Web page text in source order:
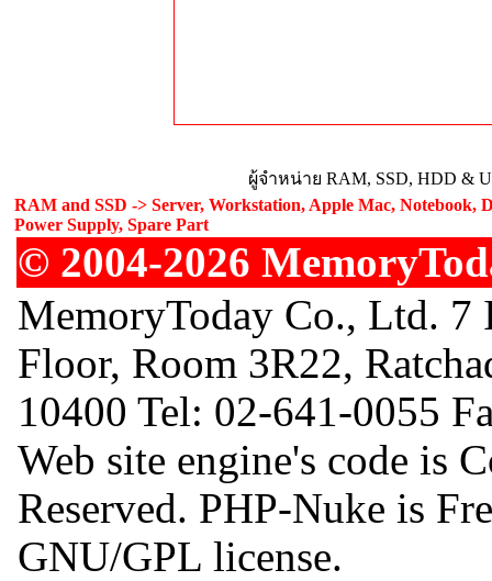
ผู้จำหน่าย RAM, SSD, HDD &
RAM and SSD -> Server, Workstation, Apple Mac, Notebook,
Power Supply, Spare Part
© 2004-2026
MemoryToday Co., Ltd.
Floor, Room 3R22,
10400 Tel: 02-641-0055
Web site engine's code is
Reserved. PHP-Nuke is
GNU/GPL license.